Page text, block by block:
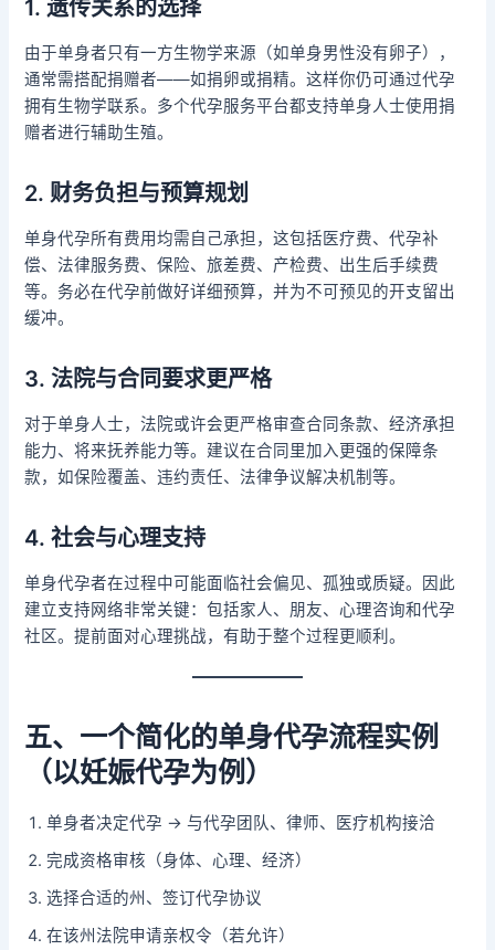
1. 遗传关系的选择
由于单身者只有一方生物学来源（如单身男性没有卵子），
通常需搭配捐赠者——如捐卵或捐精。这样你仍可通过代孕
拥有生物学联系。多个代孕服务平台都支持单身人士使用捐
赠者进行辅助生殖。
2. 财务负担与预算规划
单身代孕所有费用均需自己承担，这包括医疗费、代孕补
偿、法律服务费、保险、旅差费、产检费、出生后手续费
等。务必在代孕前做好详细预算，并为不可预见的开支留出
缓冲。
3. 法院与合同要求更严格
对于单身人士，法院或许会更严格审查合同条款、经济承担
能力、将来抚养能力等。建议在合同里加入更强的保障条
款，如保险覆盖、违约责任、法律争议解决机制等。
4. 社会与心理支持
单身代孕者在过程中可能面临社会偏见、孤独或质疑。因此
建立支持网络非常关键：包括家人、朋友、心理咨询和代孕
社区。提前面对心理挑战，有助于整个过程更顺利。
五、一个简化的单身代孕流程实例
（以妊娠代孕为例）
单身者决定代孕 → 与代孕团队、律师、医疗机构接洽
完成资格审核（身体、心理、经济）
选择合适的州、签订代孕协议
在该州法院申请亲权令（若允许）